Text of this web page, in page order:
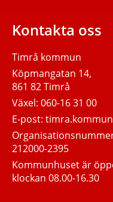
Kontakta oss
Timrå kommun
Köpmangatan 14,
861 82 Timrå
Växel:060-16 31 00
E-post:
212000-2395
Kommunhuset är
klockan 08.00-16.30